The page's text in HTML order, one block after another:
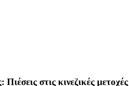
στις κινεζικές μετοχές